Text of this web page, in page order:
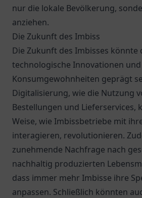
nur die lokale Bevölkerung,
anziehen.
Die Zukunft des Imbiss
Die Zukunft des Imbisses könnte
technologische Innovationen
Konsumgewohnheiten geprägt
Digitalisierung, wie die Nutzung
Bestellungen und Lieferservices,
Weise, wie Imbissbetriebe mit
interagieren, revolutionieren.
zunehmende Nachfrage nach
nachhaltig produzierten
dass immer mehr Imbisse ihre
anpassen. Schließlich könnten